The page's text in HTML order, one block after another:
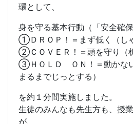
※本投稿は１～３年同様のもの
本日11/2(木)10：00 は香川
この時刻に県下一斉に地震が
環として、
身を守る基本行動（「安全確
②ＣＯＶＥＲ！＝頭を守り（
③ＨＯＬＤ ＯＮ！＝動かない